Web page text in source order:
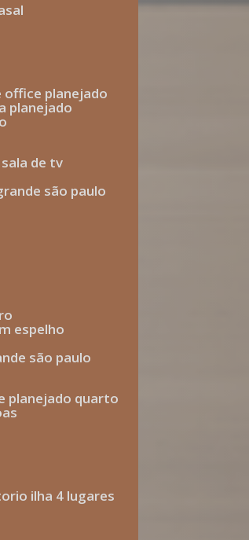
office planejado
planejado
de tv
são paulo
espelho
são paulo
planejado quarto
ilha 4 lugares